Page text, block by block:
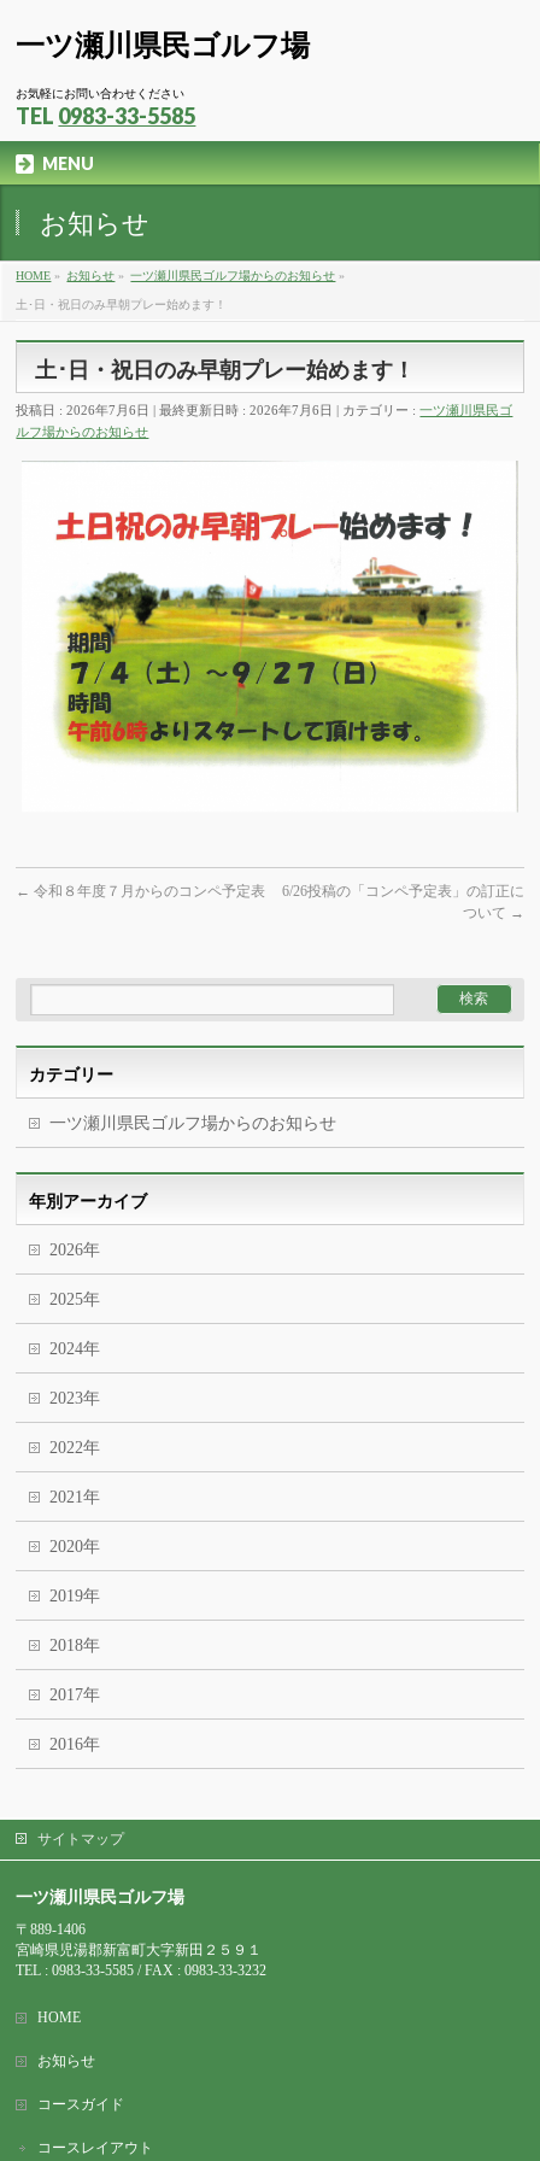
一ツ瀬川県民ゴルフ場
お気軽にお問い合わせください
TEL 0983-33-5585
MENU
お知らせ
HOME » お知らせ » 一ツ瀬川県民ゴルフ場からのお知らせ »
土･日・祝日のみ早朝プレー始めます！
土･日・祝日のみ早朝プレー始めます！
投稿日 : 2026年7月6日 最終更新日時 : 2026年7月6日 カテゴリー :一ツ瀬川県民ゴ
ルフ場からのお知らせ
← 令和８年度７月からのコンペ予定表
6/26投稿の「コンペ予定表」の訂正に
ついて →
カテゴリー
一ツ瀬川県民ゴルフ場からのお知らせ
年別アーカイブ
2026年
2025年
2024年
2023年
2022年
2021年
2020年
2019年
2018年
2017年
2016年
サイトマップ
一ツ瀬川県民ゴルフ場
〒889-1406
宮崎県児湯郡新富町大字新田２５９１
TEL : 0983-33-5585 / FAX : 0983-33-3232
HOME
お知らせ
コースガイド
コースレイアウト